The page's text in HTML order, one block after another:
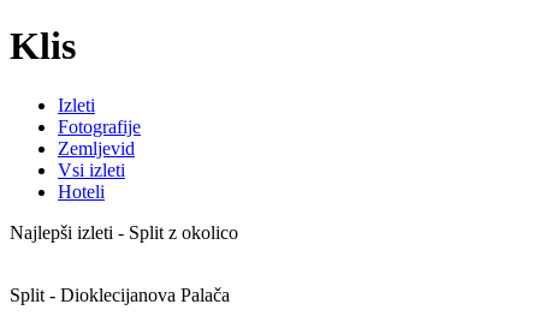
Klis
Izleti
Fotografije
Zemljevid
Vsi izleti
Hoteli
Najlepši izleti - Split z okolico
Split - Dioklecijanova Palača